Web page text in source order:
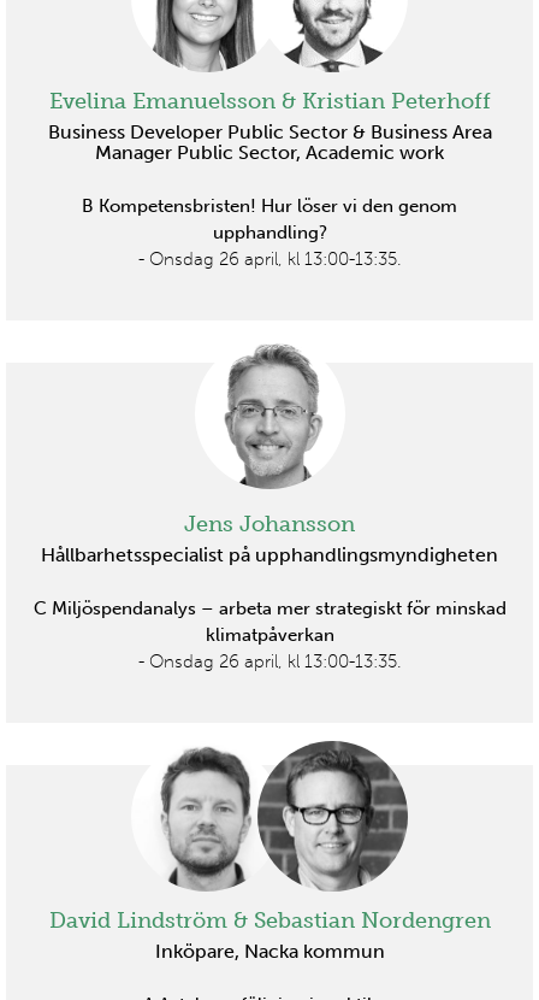
Evelina Emanuelsson & Kristian Peterhoff
Business Developer Public Sector & Business Area
Manager Public Sector, Academic work
B Kompetensbristen! Hur löser vi den genom
upphandling?
- Onsdag 26 april, kl 13:00-13:35.
Jens Johansson
Hållbarhetsspecialist på upphandlingsmyndigheten
C Miljöspendanalys – arbeta mer strategiskt för minskad
klimatpåverkan
- Onsdag 26 april, kl 13:00-13:35.
David Lindström & Sebastian Nordengren
Inköpare, Nacka kommun